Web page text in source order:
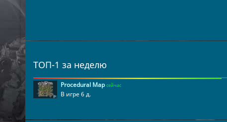
ТОП-1 за неделю
Procedural Map сейчас
В игре 6 д.